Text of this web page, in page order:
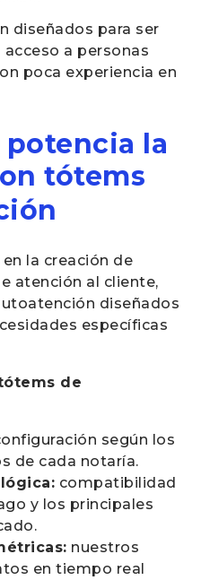
diseñados para ser
a personas
poca experiencia en
potencia la
tótems
la creación de
atención al cliente,
diseñados
específicas
de
según los
de cada notaría.
compatibilidad
y los principales
nuestros
en tiempo real